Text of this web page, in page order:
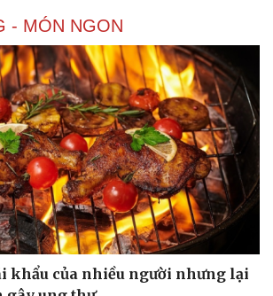
- MÓN NGON
khẩu của nhiều người nhưng lại